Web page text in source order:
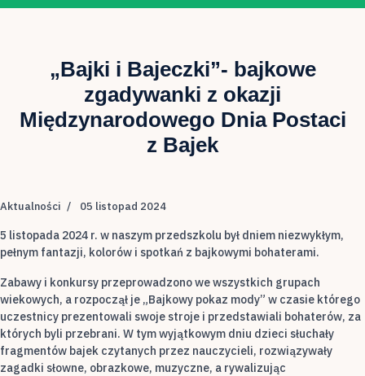
„Bajki i Bajeczki”- bajkowe
zgadywanki z okazji
Międzynarodowego Dnia Postaci
z Bajek
Aktualności 05 listopad 2024
5 listopada 2024 r. w naszym przedszkolu był dniem niezwykłym,
pełnym fantazji, kolorów i spotkań z bajkowymi bohaterami.
Zabawy i konkursy przeprowadzono we wszystkich grupach
wiekowych, a rozpoczął je „Bajkowy pokaz mody” w czasie którego
uczestnicy prezentowali swoje stroje i przedstawiali bohaterów, za
których byli przebrani. W tym wyjątkowym dniu dzieci słuchały
fragmentów bajek czytanych przez nauczycieli, rozwiązywały
zagadki słowne, obrazkowe, muzyczne, a rywalizując